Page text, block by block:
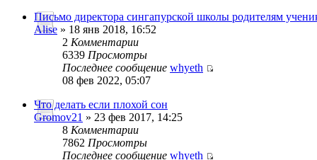
Письмо директора сингапурской школы родителям
Alise » 18 янв 2018, 16:52
2 Комментарии
6339 Просмотры
Последнее сообщение whyeth
08 фев 2022, 05:07
Что делать если плохой сон
Gromov21 » 23 фев 2017, 14:25
8 Комментарии
7862 Просмотры
Последнее сообщение whyeth